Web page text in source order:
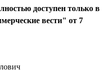
доступен только в
вести" от 7